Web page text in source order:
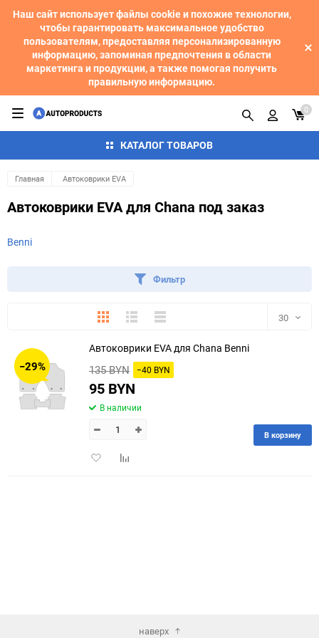
Наш сайт использует файлы cookie и похожие технологии,
чтобы гарантировать максимальное удобство
пользователям, предоставляя персонализированную
информацию, запоминая предпочтения в области
маркетинга и продукции, а также помогая получить
правильную информацию.
КАТАЛОГ ТОВАРОВ
0
Главная Автоковрики EVA
Автоковрики EVA для Chana под заказ
Benni
Фильтр
ПлиткаПодробноКомпактно 30
150
−29%
Автоковрики EVA для Chana Benni
135 BYN −40 BYN
95 BYN
В наличии
ДобавитьДобавить
В корзину
наверх